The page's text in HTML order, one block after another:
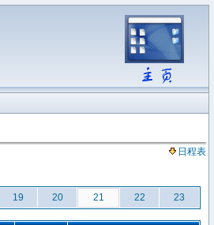
日程表
19 20 21 22 23